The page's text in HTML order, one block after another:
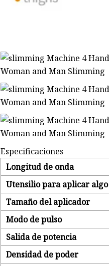
Especificaciones
Longitud de onda
Utensilio para aplicar algo
Tamaño del aplicador
Modo de pulso
Salida de potencia
Densidad de poder